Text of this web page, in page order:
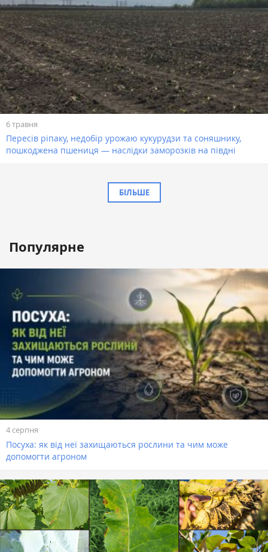
6 травня
Пересів ріпаку, недобір урожаю кукурудзи та соняшнику,
пошкоджена пшениця — наслідки заморозків на півдні
БІЛЬШЕ
Популярне
4 серпня
Посуха: як від неї захищаються рослини та чим може
допомогти агроном